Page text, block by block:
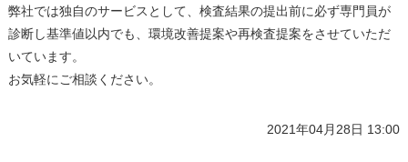
弊社では独自のサービスとして、検査結果の提出前に必ず専門員が
診断し基準値以内でも、環境改善提案や再検査提案をさせていただ
いています。
お気軽にご相談ください。
2021年04月28日 13:00